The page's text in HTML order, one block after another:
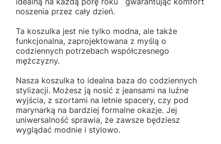
noszenia przez cały dzień.
Ta koszulka jest nie tylko modna, ale także
funkcjonalna, zaprojektowana z myślą o
codziennych potrzebach współczesnego
mężczyzny.
Nasza koszulka to idealna baza do codziennych
stylizacji. Możesz ją nosić z jeansami na luźne
wyjścia, z szortami na letnie spacery, czy pod
marynarką na bardziej formalne okazje. Jej
uniwersalność sprawia, że zawsze będziesz
wyglądać modnie i stylowo.